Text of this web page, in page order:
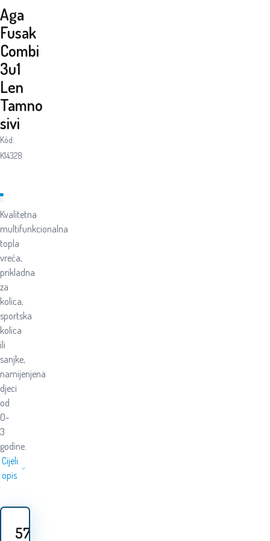
Aga
Fusak
Combi
3u1
Len
Tamno
sivi
Kôd:
K14328
Kvalitetna
multifunkcionalna
topla
vreća,
prikladna
za
kolica,
sportska
kolica
ili
sanjke,
namijenjena
djeci
od
0-
3
godine.
Cijeli
opis
57.60